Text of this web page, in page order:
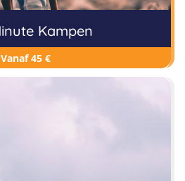
Kampen
Vanaf 45 €